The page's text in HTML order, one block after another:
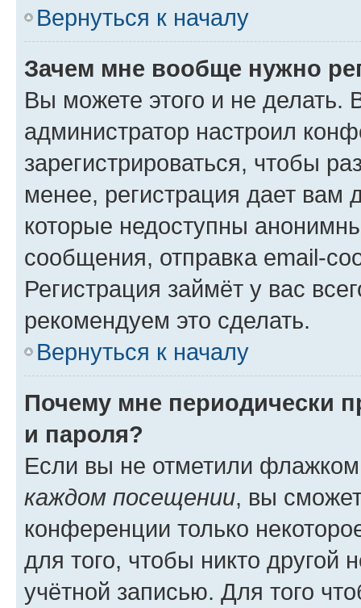
Вернуться к началу
Зачем мне вообще нужно
Вы можете этого и не делать.
администратор настроил
зарегистрироваться, чтобы
менее, регистрация дает вам
которые недоступны
сообщения, отправка email-
Регистрация займёт у вас
рекомендуем это сделать.
Вернуться к началу
Почему мне периодически
и пароля?
Если вы не отметили
каждом посещении, вы
конференции только
для того, чтобы никто другой
учётной записью. Для того